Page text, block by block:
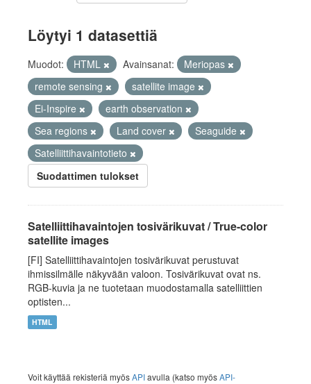
Löytyi 1 datasettiä
Muodot: HTML Avainsanat:
Meriopas
remote sensing
satellite image
Ei-Inspire
earth observation
Sea regions
Land cover
Seaguide
Satelliittihavaintotieto
Suodattimen tulokset
Satelliittihavaintojen tosivärikuvat / True-color
satellite images
[FI] Satelliittihavaintojen tosivärikuvat perustuvat
ihmissilmälle näkyvään valoon. Tosivärikuvat ovat ns.
RGB-kuvia ja ne tuotetaan muodostamalla satelliittien
optisten...
HTML
Voit käyttää rekisteriä myösAPIavulla (katso myösAPI-